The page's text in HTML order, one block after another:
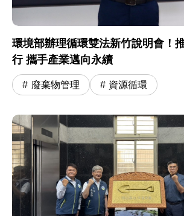
環境部辦理循環雙法新竹說明會！
行 攜手產業邁向永續
廢棄物管理 資源循環